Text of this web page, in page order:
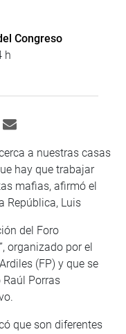
Congreso
h
a nuestras casas
hay que trabajar
mafias, afirmó el
República, Luis
del Foro
organizado por el
(FP) y que se
Porras
que son diferentes